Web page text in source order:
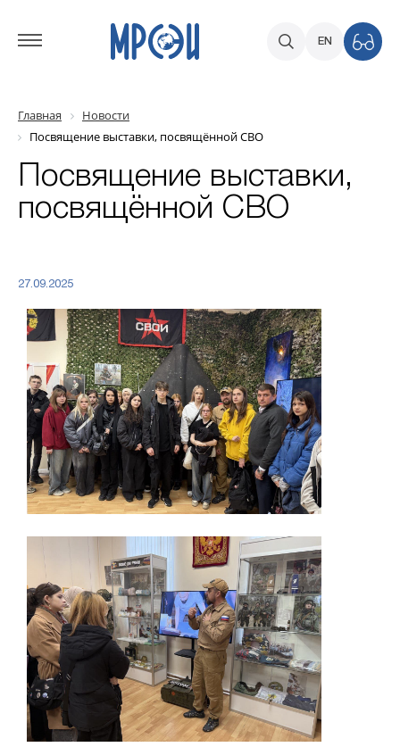
EN
Главная
Новости
Посвящение выставки, посвящённой СВО
Посвящение выставки,
посвящённой СВО
27.09.2025